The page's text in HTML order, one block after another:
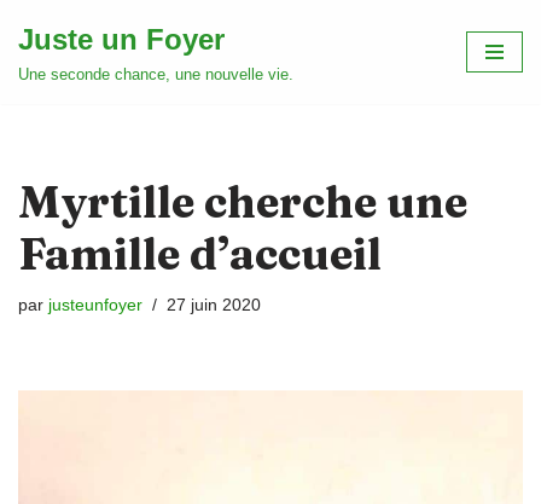
Aller
Juste un Foyer
Une seconde chance, une nouvelle vie.
Myrtille cherche une
Famille d’accueil
par justeunfoyer 27 juin 2020